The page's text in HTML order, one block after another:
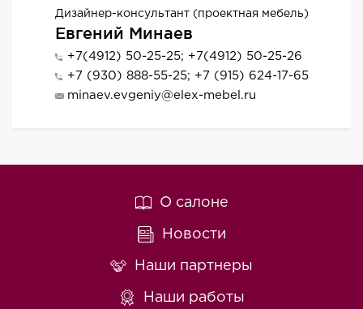
Дизайнер-консультант (проектная мебель)
Евгений Минаев
+7(4912) 50-25-25; +7(4912) 50-25-26
+7 (930) 888-55-25; +7 (915) 624-17-65
minaev.evgeniy@elex-mebel.ru
О салоне
Новости
Наши партнеры
Наши работы